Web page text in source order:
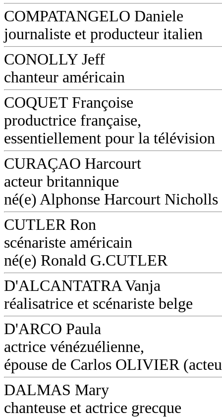
COMPATANGELO Daniele
journaliste et producteur italien
CONOLLY Jeff
chanteur américain
COQUET Françoise
productrice française,
essentiellement pour la télévision
CURAÇAO Harcourt
acteur britannique
né(e) Alphonse Harcourt Nicholls
CUTLER Ron
scénariste américain
né(e) Ronald G.CUTLER
D'ALCANTATRA Vanja
réalisatrice et scénariste belge
D'ARCO Paula
actrice vénézuélienne,
épouse de Carlos OLIVIER
DALMAS Mary
chanteuse et actrice grecque